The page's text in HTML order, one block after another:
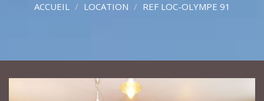
ACCUEIL LOCATION REF LOC-OLYMPE 91